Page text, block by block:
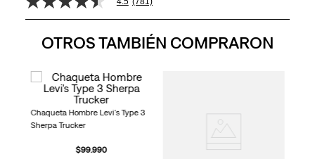
4.5
de
estrellas,
valor
de
valoración.
781
Reviews.
Enlace
OTROS TAMBIÉN COMPRARON
Chaqueta Hombre Levi's Type 3
Sherpa Trucker
$99.990